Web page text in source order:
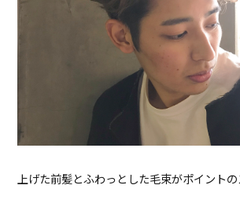
上げた前髪とふわっとした毛束がポイント